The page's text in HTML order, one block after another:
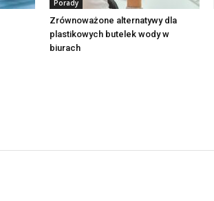
Porady
Zrównoważone alternatywy dla
plastikowych butelek wody w
biurach